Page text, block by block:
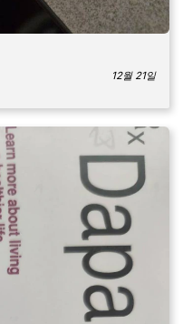
12월 21일